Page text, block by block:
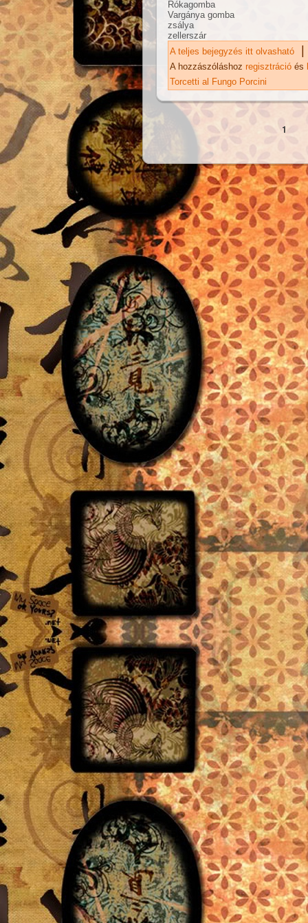
Rókagomba
Vargánya gomba
zsálya
zellerszár
A teljes bejegyzés itt olvasható
|
A hozzászóláshoz regisztráció és
Torcetti al Fungo Porcini
Oldalak